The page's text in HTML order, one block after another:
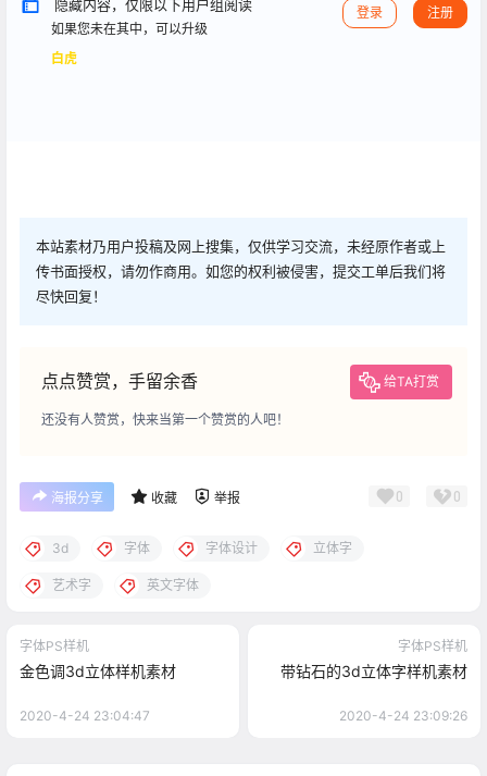
隐藏内容，仅限以下用户组阅读
如果您未在其中，可以升级
白虎
登录 注册
本站素材乃用户投稿及网上搜集，仅供学习交流，未经原作者或上
传书面授权，请勿作商用。如您的权利被侵害，提交工单后我们将
尽快回复！
点点赞赏，手留余香 给TA打赏
还没有人赞赏，快来当第一个赞赏的人吧！
海报分享 收藏 举报 0 0
3d 字体 字体设计 立体字
艺术字 英文字体
字体PS样机
金色调3d立体样机素材
2020-4-24 23:04:47
字体PS样机
带钻石的3d立体字样机素材
2020-4-24 23:09:26